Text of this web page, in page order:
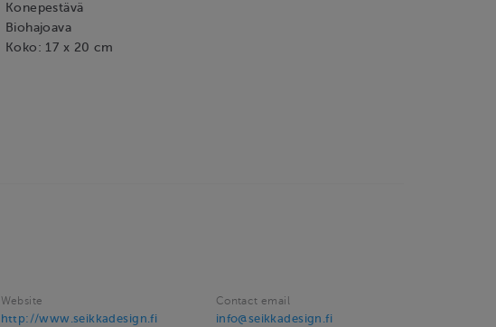
Konepestävä
Biohajoava
Koko: 17 x 20 cm
Website
http://www.seikkadesign.fi
Contact email
info@seikkadesign.fi